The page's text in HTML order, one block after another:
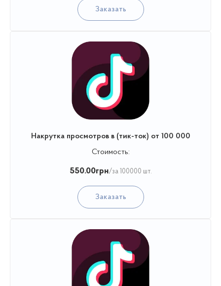
Заказать
Накрутка просмотров в (тик-ток) от 100 000
Стоимость:
550.00грн/за 100000 шт.
Заказать